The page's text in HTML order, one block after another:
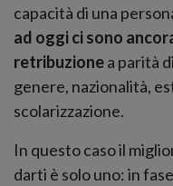
capacità di una
ad oggi ci sono
retribuzionea parità
genere, nazionalità,
scolarizzazione.
In questo caso il
darti è solo uno: in